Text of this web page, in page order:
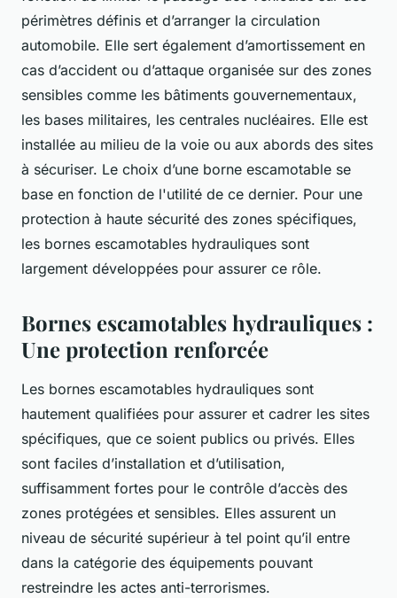
périmètres définis et d’arranger la circulation
automobile. Elle sert également d’amortissement en
cas d’accident ou d’attaque organisée sur des zones
sensibles comme les bâtiments gouvernementaux,
les bases militaires, les centrales nucléaires. Elle est
installée au milieu de la voie ou aux abords des sites
à sécuriser. Le choix d’une borne escamotable se
base en fonction de l'utilité de ce dernier. Pour une
protection à haute sécurité des zones spécifiques,
les bornes escamotables hydrauliques sont
largement développées pour assurer ce rôle.
Bornes escamotables hydrauliques :
Une protection renforcée
Les bornes escamotables hydrauliques sont
hautement qualifiées pour assurer et cadrer les sites
spécifiques, que ce soient publics ou privés. Elles
sont faciles d’installation et d’utilisation,
suffisamment fortes pour le contrôle d’accès des
zones protégées et sensibles. Elles assurent un
niveau de sécurité supérieur à tel point qu’il entre
dans la catégorie des équipements pouvant
restreindre les actes anti-terrorismes.